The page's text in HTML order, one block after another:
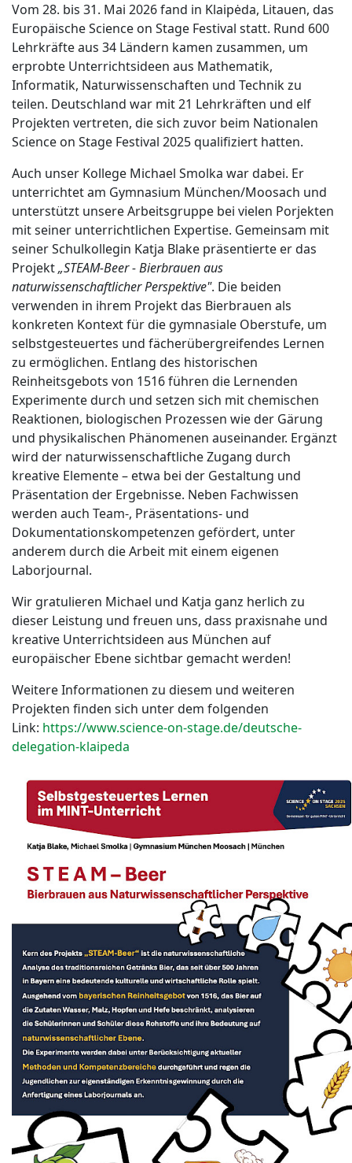
Vom 28. bis 31. Mai 2026 fand in Klaipėda, Litauen, das
Europäische Science on Stage Festival statt. Rund 600
Lehrkräfte aus 34 Ländern kamen zusammen, um
erprobte Unterrichtsideen aus Mathematik,
Informatik, Naturwissenschaften und Technik zu
teilen. Deutschland war mit 21 Lehrkräften und elf
Projekten vertreten, die sich zuvor beim Nationalen
Science on Stage Festival 2025 qualifiziert hatten.
Auch unser Kollege Michael Smolka war dabei. Er
unterrichtet am Gymnasium München/Moosach und
unterstützt unsere Arbeitsgruppe bei vielen Porjekten
mit seiner unterrichtlichen Expertise. Gemeinsam mit
seiner Schulkollegin Katja Blake präsentierte er das
Projekt„STEAM-Beer - Bierbrauen aus
naturwissenschaftlicher Perspektive". Die beiden
verwenden in ihrem Projekt das Bierbrauen als
konkreten Kontext für die gymnasiale Oberstufe, um
selbstgesteuertes und fächerübergreifendes Lernen
zu ermöglichen. Entlang des historischen
Reinheitsgebots von 1516 führen die Lernenden
Experimente durch und setzen sich mit chemischen
Reaktionen, biologischen Prozessen wie der Gärung
und physikalischen Phänomenen auseinander. Ergänzt
wird der naturwissenschaftliche Zugang durch
kreative Elemente – etwa bei der Gestaltung und
Präsentation der Ergebnisse. Neben Fachwissen
werden auch Team-, Präsentations- und
Dokumentationskompetenzen gefördert, unter
anderem durch die Arbeit mit einem eigenen
Laborjournal.
Wir gratulieren Michael und Katja ganz herlich zu
dieser Leistung und freuen uns, dass praxisnahe und
kreative Unterrichtsideen aus München auf
europäischer Ebene sichtbar gemacht werden!
Weitere Informationen zu diesem und weiteren
Projekten finden sich unter dem folgenden
Link: https://www.science-on-stage.de/deutsche-
delegation-klaipeda